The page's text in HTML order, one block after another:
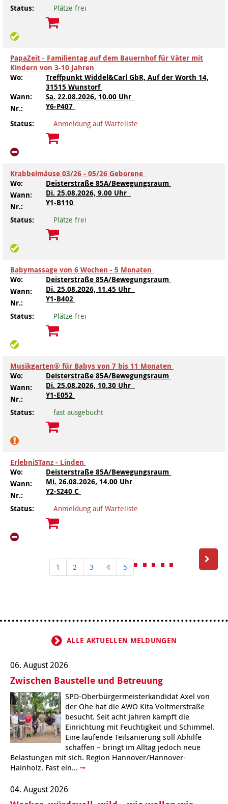
Status:
Plätze frei
PapaZeit - Familientag auf dem Bauernhof für Väter mit
Kindern von 3-10 Jahren
Wo:
Treffpunkt Widdel&Carl GbR, Auf der Worth 14,
31515 Wunstorf
Wann:
Sa. 22.08.2026, 10.00 Uhr
Nr.:
Y6-P407
Status:
Anmeldung auf Warteliste
Krabbelmäuse 03/26 - 05/26 Geborene
Wo:
Deisterstraße 85A/Bewegungsraum
Wann:
Di. 25.08.2026, 9.00 Uhr
Nr.:
Y1-B110
Status:
Plätze frei
Babymassage von 6 Wochen - 5 Monaten
Wo:
Deisterstraße 85A/Bewegungsraum
Wann:
Di. 25.08.2026, 11.45 Uhr
Nr.:
Y1-B402
Status:
Plätze frei
Musikgarten® für Babys von 7 bis 11 Monaten
Wo:
Deisterstraße 85A/Bewegungsraum
Wann:
Di. 25.08.2026, 10.30 Uhr
Nr.:
Y1-E052
Status:
fast ausgebucht
ErlebniSTanz - Linden
Wo:
Deisterstraße 85A/Bewegungsraum
Wann:
Mi. 26.08.2026, 14.00 Uhr
Nr.:
Y2-S240 C
Status:
Anmeldung auf Warteliste
1 2 3 4 5
ALLE AKTUELLEN MELDUNGEN
06. August 2026
Zwischen Baustelle und Betreuung
SPD-Oberbürgermeisterkandidat Axel von
der Ohe hat die AWO Kita Voltmerstraße
besucht. Seit acht Jahren kämpft die
Einrichtung mit Feuchtigkeit und Schimmel.
Eine laufende Teilsanierung soll Abhilfe
schaffen – bringt im Alltag jedoch neue
Belastungen mit sich. Region Hannover/Hannover-
Hainholz. Fast ein...
04. August 2026